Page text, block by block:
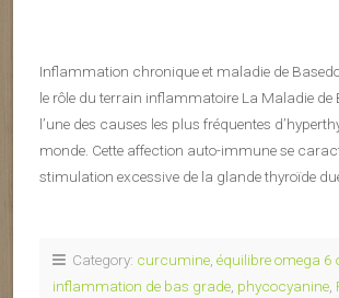
Inflammation chronique et maladie de
le rôle du terrain inflammatoire La Maladie de
l’une des causes les plus fréquentes
monde. Cette affection auto-immune se
stimulation excessive de la glande thyroïde
Category: curcumine équilibre omega 6
inflammation de bas grade phycocyanine